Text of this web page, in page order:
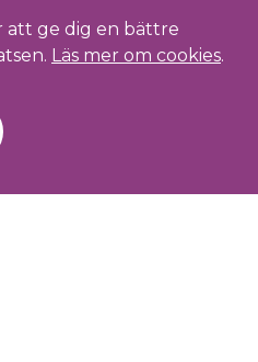
att ge dig en bättre
Läs mer om cookies.